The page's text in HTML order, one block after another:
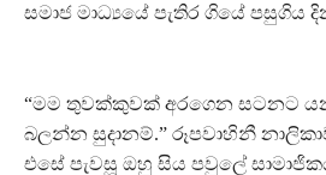
සමාජ මාධ්‍යයේ පැතිර ගියේ පසුගිය
“මම තුවක්කුවක් අරගෙන සටනට
බලන්න සුදානම්.” රූපවාහිනී
එසේ පැවසූ ඔහු සිය පවුලේ